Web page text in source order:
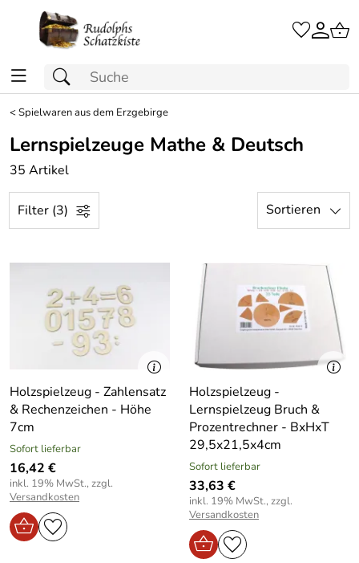
<Spielwaren aus dem Erzgebirge
Lernspielzeuge Mathe & Deutsch
35 Artikel
Filter (3) Sortieren
Holzspielzeug - Zahlensatz
& Rechenzeichen - Höhe
7cm
Sofort lieferbar
16,42 €
inkl. 19% MwSt., zzgl.
Versandkosten
Holzspielzeug -
Lernspielzeug Bruch &
Prozentrechner - BxHxT
29,5x21,5x4cm
Sofort lieferbar
33,63 €
inkl. 19% MwSt., zzgl.
Versandkosten